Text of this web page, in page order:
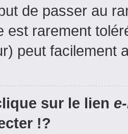
de passer au
est rarement
peut facilement
sur le lien
!?